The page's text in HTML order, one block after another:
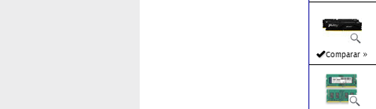
Comparar »